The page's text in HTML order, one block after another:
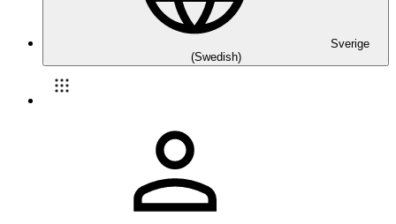
Sverige
(Swedish)